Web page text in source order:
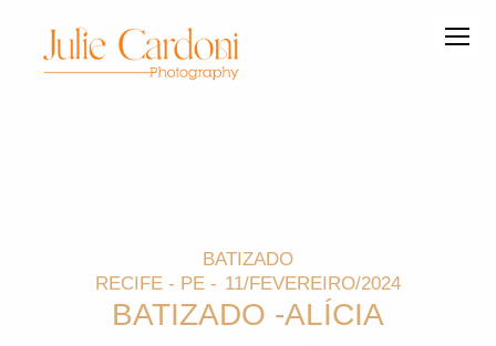
BATIZADO
RECIFE - PE
11/FEVEREIRO/2024
BATIZADO -ALÍCIA